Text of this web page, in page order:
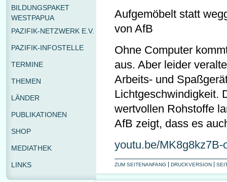
Aufgemöbelt statt
von AfB
Ohne Computer
aus. Aber leider
Arbeits- und
Lichtgeschwindigkeit.
wertvollen Rohstoffe
AfB zeigt, dass es
youtu.be/MK8g8kz7B-
ZUM SEITENANFANG DRUCKVERSION
BILDUNGSPAKET
WESTPAPUA
PAZIFIK-NETZWERK E.V.
PAZIFIK-INFOSTELLE
TERMINE
THEMEN
LÄNDER
PUBLIKATIONEN
SHOP
MEDIATHEK
LINKS